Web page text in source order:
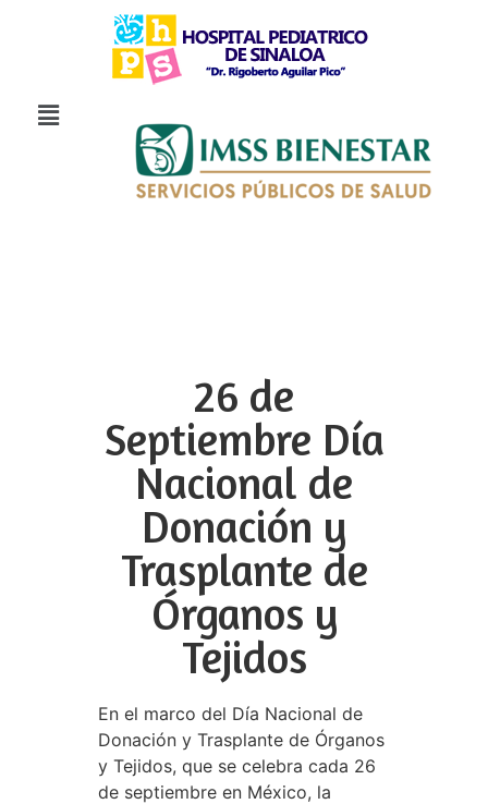
26 de
Septiembre Día
Nacional de
Donación y
Trasplante de
Órganos y
Tejidos
En el marco del Día Nacional de
Donación y Trasplante de Órganos
y Tejidos, que se celebra cada 26
de septiembre en México, la